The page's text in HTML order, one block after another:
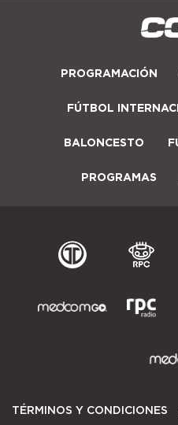
PROGRAMACIÓN
FÚTBOL
BALONCESTO
PROGRAMAS
TÉRMINOS Y CONDICIONES